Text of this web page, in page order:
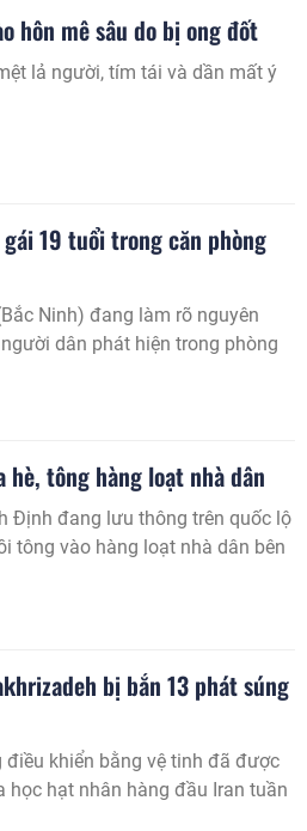
hôn mê sâu do bị ong đốt
lả người, tím tái và dần mất ý
19 tuổi trong căn phòng
Ninh) đang làm rõ nguyên
dân phát hiện trong phòng
tông hàng loạt nhà dân
Định đang lưu thông trên quốc lộ
tông vào hàng loạt nhà dân bên
bị bắn 13 phát súng
điều khiển bằng vệ tinh đã được
học hạt nhân hàng đầu Iran tuần